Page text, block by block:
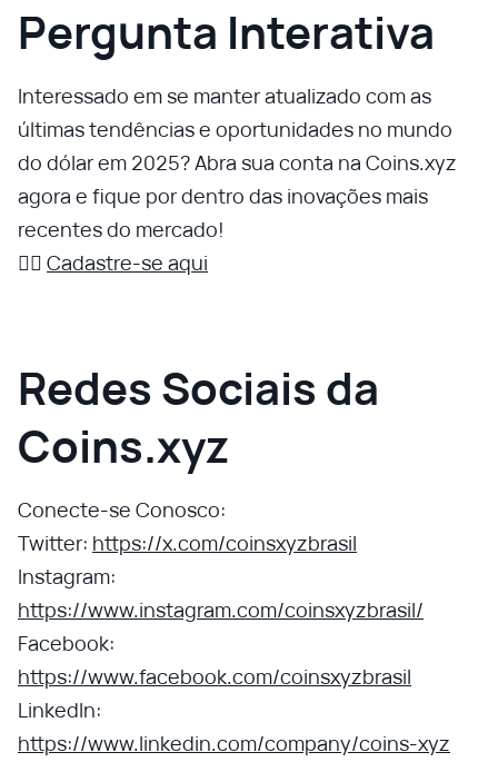
Pergunta Interativa
Interessado em se manter atualizado com as
últimas tendências e oportunidades no mundo
do dólar em 2025? Abra sua conta na Coins.xyz
agora e fique por dentro das inovações mais
recentes do mercado!
👉🏼 Cadastre-se aqui
Redes Sociais da
Coins.xyz
Conecte-se Conosco:
Twitter: https://x.com/coinsxyzbrasil
Instagram:
https://www.instagram.com/coinsxyzbrasil/
Facebook:
https://www.facebook.com/coinsxyzbrasil
LinkedIn:
https://www.linkedin.com/company/coins-xyz